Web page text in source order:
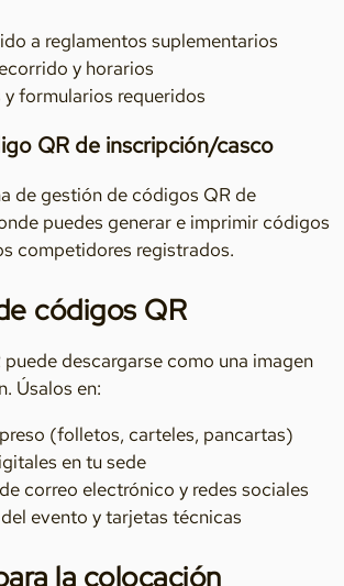
a reglamentos suplementarios
y horarios
y formularios requeridos
QR de inscripción/casco
de gestión de códigos QR de
puedes generar e imprimir códigos
competidores registrados.
códigos QR
descargarse como una imagen
Úsalos en:
(folletos, carteles, pancartas)
en tu sede
correo electrónico y redes sociales
evento y tarjetas técnicas
la colocación